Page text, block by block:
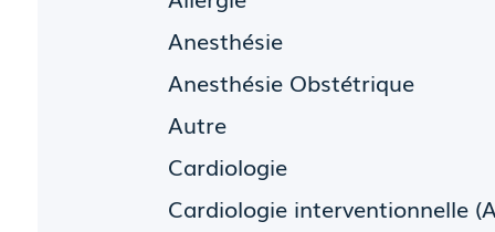
Anesthésie
Anesthésie Obstétrique
Autre
Cardiologie
Cardiologie interventionnelle